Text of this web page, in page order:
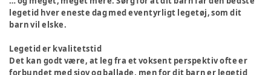
legetid hver eneste dag med eventyrligt legetøj, som dit
barn vil elske.
Legetid er kvalitetstid
Det kan godt være, at leg fra et voksent perspektiv ofte er
forbundet med sjov og ballade, men for dit barn er legetid